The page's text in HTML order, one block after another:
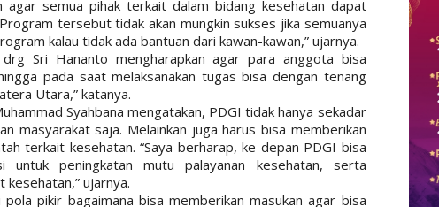
agar semua pihak terkait dalam bidang kesehatan dapat
tersebut tidak akan mungkin sukses jika semuanya
kalau tidak ada bantuan dari kawan-kawan,” ujarnya.
Sri Hananto mengharapkan agar para anggota bisa
pada saat melaksanakan tugas bisa dengan tenang
Utara,” katanya.
Syahbana mengatakan, PDGI tidak hanya sekadar
masyarakat saja. Melainkan juga harus bisa memberikan
terkait kesehatan. “Saya berharap, ke depan PDGI bisa
untuk peningkatan mutu palayanan kesehatan, serta
ujarnya.
pikir bagaimana bisa memberikan masukan agar bisa